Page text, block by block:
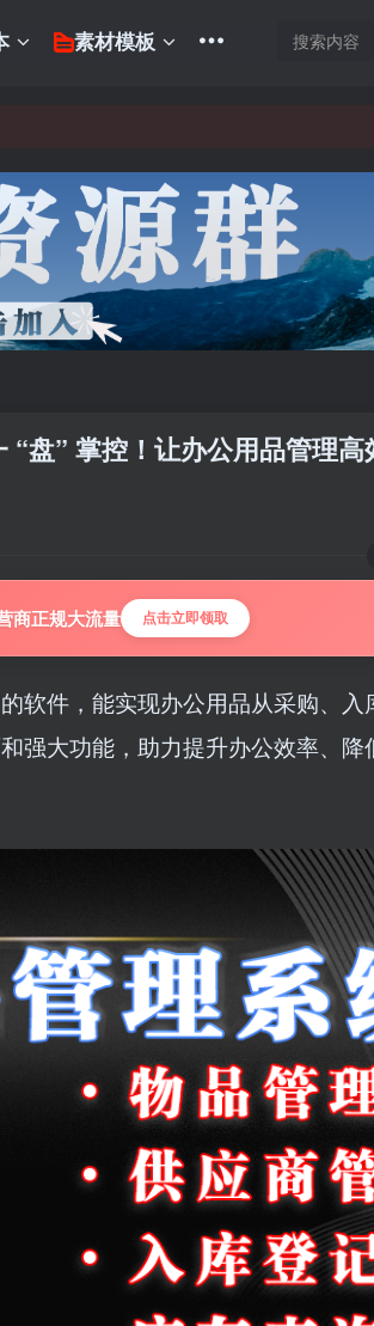
素材模板
盘” 掌控！让办公用品管理高
商正规大流量 点击立即领取
软件，能实现办公用品从采购、
大功能，助力提升办公效率、降